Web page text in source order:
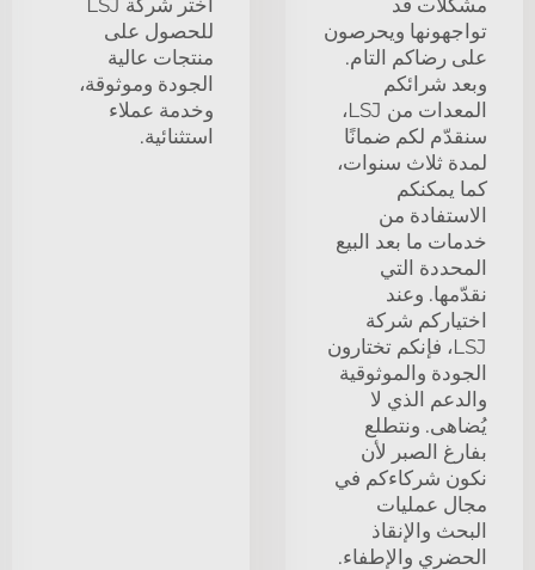
تواجهونها ويحرصون
على رضاكم التام.
وبعد شرائكم
المعدات من LSJ،
سنقدّم لكم ضمانًا
لمدة ثلاث سنوات،
كما يمكنكم
الاستفادة من
خدمات ما بعد البيع
المحددة التي
نقدّمها. وعند
اختياركم شركة
LSJ، فإنكم تختارون
الجودة والموثوقية
والدعم الذي لا
يُضاهى. ونتطلع
بفارغ الصبر لأن
نكون شركاءكم في
مجال عمليات
البحث والإنقاذ
الحضري والإطفاء.
للحصول على
منتجات عالية
الجودة وموثوقة،
وخدمة عملاء
استثنائية.